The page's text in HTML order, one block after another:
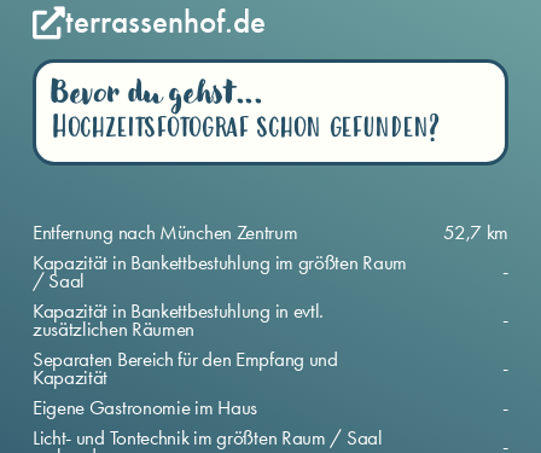
terrassenhof.de
Bevor du gehst...
Hochzeitsfotograf schon gefunden?
Entfernung nach München Zentrum
52,7 km
Kapazität in Bankettbestuhlung im größten Raum
/ Saal
-
Kapazität in Bankettbestuhlung in evtl.
zusätzlichen Räumen
-
Separaten Bereich für den Empfang und
Kapazität
-
Eigene Gastronomie im Haus
-
Licht- und Tontechnik im größten Raum / Saal
-